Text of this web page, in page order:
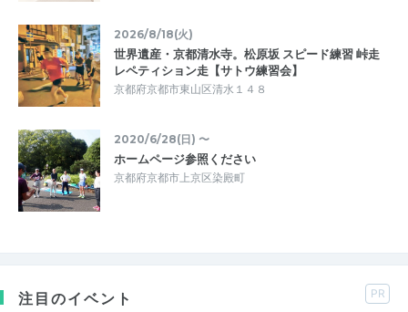
2026/8/18(火)
世界遺産・京都清水寺。松原坂 スピード練習 峠走
レペティション走【サトウ練習会】
京都府京都市東山区清水１４８
2020/6/28(日) 〜
ホームページ参照ください
京都府京都市上京区染殿町
注目のイベント PR